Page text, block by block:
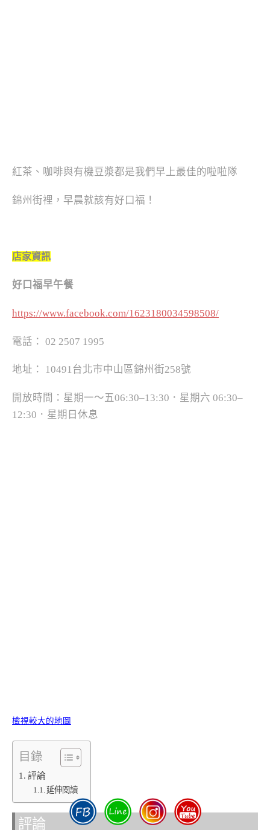
紅茶、咖啡與有機豆漿都是我們早上最佳的啦啦隊
錦州街裡，早晨就該有好口福！
店家資訊
好口福早午餐
https://www.facebook.com/1623180034598508/
電話： 02 2507 1995
地址： 10491台北市中山區錦州街258號
開放時間：星期一～五06:30–13:30．星期六 06:30–
12:30．星期日休息
檢視較大的地圖
目錄
評論
延伸閱讀
評論